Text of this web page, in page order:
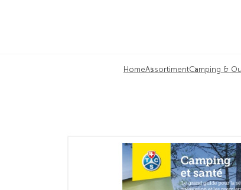
HomeAssortimentCamping &